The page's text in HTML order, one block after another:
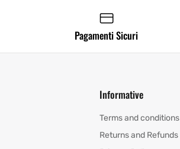
Pagamenti Sicuri
Informative
Terms and conditions
Returns and Refunds